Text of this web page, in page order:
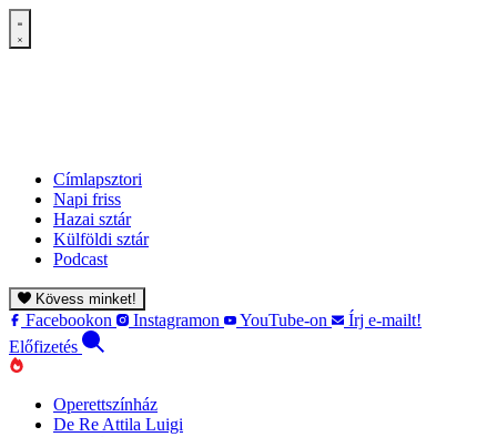
Címlapsztori
Napi friss
Hazai sztár
Külföldi sztár
Podcast
Kövess minket!
Facebookon Instagramon YouTube-on
Írj e-mailt!
Előfizetés
Operettszínház
De Re Attila Luigi